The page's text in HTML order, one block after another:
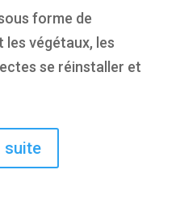
forme de
les végétaux, les
se réinstaller et
suite